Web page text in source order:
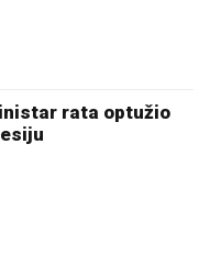
rata optužio